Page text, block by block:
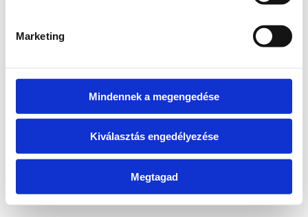
Marketing
Mindennek a megengedése
Kiválasztás engedélyezése
Megtagad